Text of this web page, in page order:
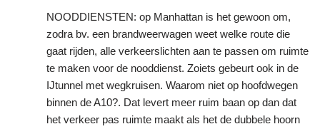
NOODDIENSTEN: op Manhattan is het gewoon om,
zodra bv. een brandweerwagen weet welke route die
gaat rijden, alle verkeerslichten aan te passen om ruimte
te maken voor de nooddienst. Zoiets gebeurt ook in de
IJtunnel met wegkruisen. Waarom niet op hoofdwegen
binnen de A10?. Dat levert meer ruim baan op dan dat
het verkeer pas ruimte maakt als het de dubbele hoorn